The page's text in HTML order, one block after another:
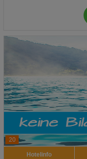
20
Hotelinfo